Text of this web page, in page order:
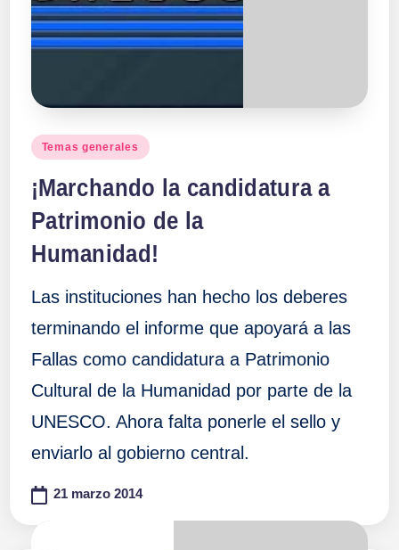
Publicado
Temas generales
¡Marchando la candidatura a
Patrimonio de la
Humanidad!
Las instituciones han hecho los deberes
terminando el informe que apoyará a las
Fallas como candidatura a Patrimonio
Cultural de la Humanidad por parte de la
UNESCO. Ahora falta ponerle el sello y
enviarlo al gobierno central.
21 marzo 2014